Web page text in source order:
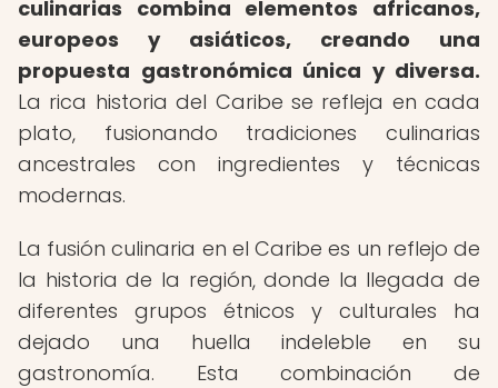
culinarias combina elementos africanos,
europeos y asiáticos, creando una
propuesta gastronómica única y diversa.
La rica historia del Caribe se refleja en cada
plato, fusionando tradiciones culinarias
ancestrales con ingredientes y técnicas
modernas.
La fusión culinaria en el Caribe es un reflejo de
la historia de la región, donde la llegada de
diferentes grupos étnicos y culturales ha
dejado una huella indeleble en su
gastronomía. Esta combinación de